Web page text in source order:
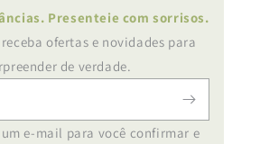
Presenteie com sorrisos.
ofertas e novidades para
de verdade.
e-mail para você confirmar e